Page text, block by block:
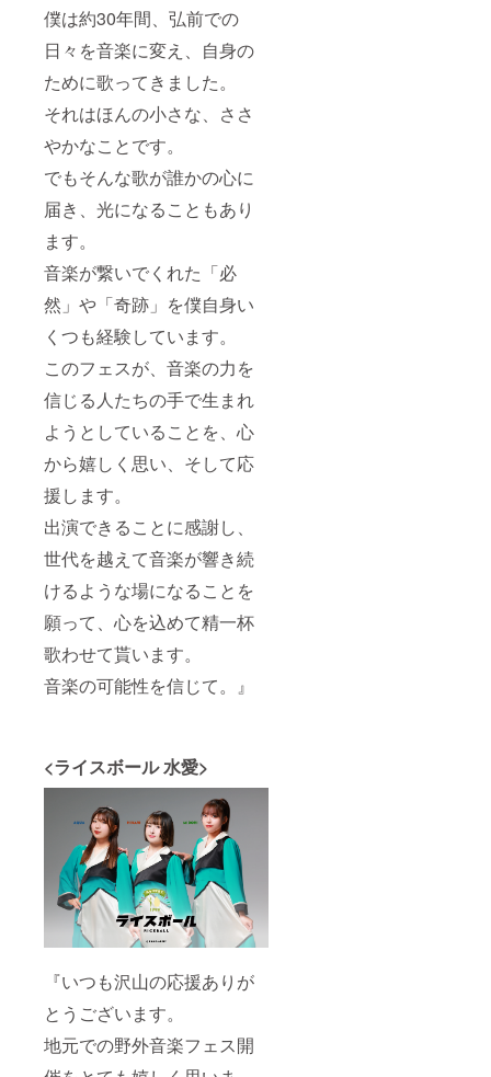
僕は約30年間、弘前での
日々を音楽に変え、自身の
ために歌ってきました。
それはほんの小さな、ささ
やかなことです。
でもそんな歌が誰かの心に
届き、光になることもあり
ます。
音楽が繋いでくれた「必
然」や「奇跡」を僕自身い
くつも経験しています。
このフェスが、音楽の力を
信じる人たちの手で生まれ
ようとしていることを、心
から嬉しく思い、そして応
援します。
出演できることに感謝し、
世代を越えて音楽が響き続
けるような場になることを
願って、心を込めて精一杯
歌わせて貰います。
音楽の可能性を信じて。』
<ライスボール 水愛>
『いつも沢山の応援ありが
とうございます。
地元での野外音楽フェス開